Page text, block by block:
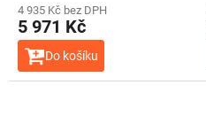
4 935 Kč bez DPH
5 971 Kč
Do košíku